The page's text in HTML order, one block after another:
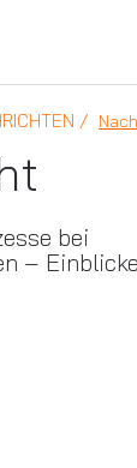
bei
–